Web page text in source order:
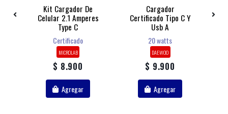
Kit Cargador De
Celular 2.1 Amperes
Type C
Certificado
MICROLAB
$ 8.900
Agregar
Cargador
Certificado Tipo C Y
Usb A
20 watts
DAEWOO
$ 9.900
Agregar